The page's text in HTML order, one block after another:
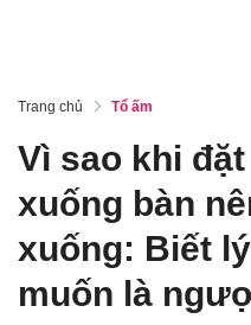
Trang chủ Tổ ấm
Vì sao khi
xuống bàn
xuống: Biết
muốn là